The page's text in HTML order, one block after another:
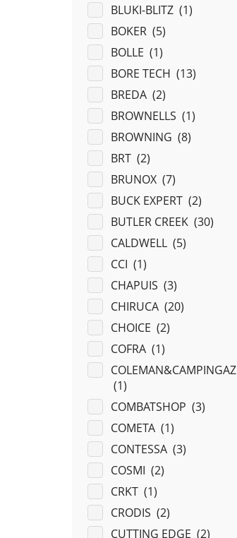
BLUKI-BLITZ (1)
BOKER (5)
BOLLE (1)
BORE TECH (13)
BREDA (2)
BROWNELLS (1)
BROWNING (8)
BRT (2)
BRUNOX (7)
BUCK EXPERT (2)
BUTLER CREEK (30)
CALDWELL (5)
CCI (1)
CHAPUIS (3)
CHIRUCA (20)
CHOICE (2)
COFRA (1)
COLEMAN&CAMPINGAZ
(1)
COMBATSHOP (3)
COMETA (1)
CONTESSA (3)
COSMI (2)
CRKT (1)
CRODIS (2)
CUTTING EDGE (2)